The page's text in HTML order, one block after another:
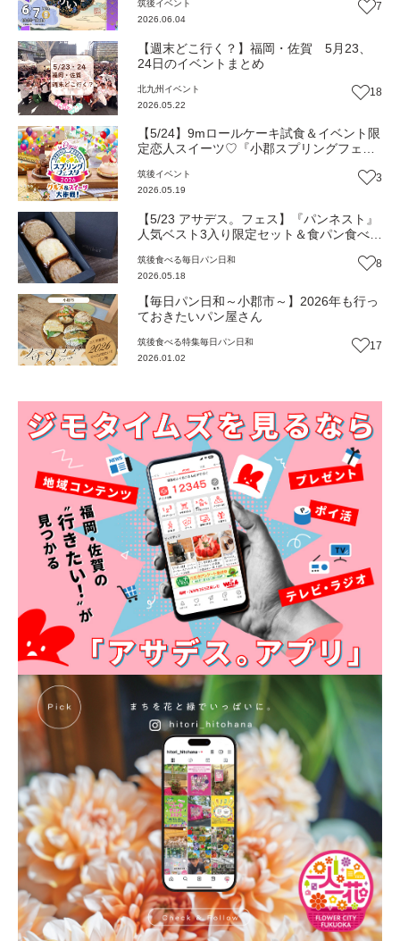
ト】
筑後イベント
2026.06.04
7
【週末どこ行く？】福岡・佐賀 5月23、
24日のイベントまとめ
北九州 イベント
2026.05.22
18
【5/24】9mロールケーキ試食＆イベント限
定恋人スイーツ♡『小郡スプリングフェス
筑後イベント
2026.05.19
3
【5/23 アサデス。フェス】『パンネスト』
人気ベスト3入り限定セット＆食パン食べ比
筑後食べる毎日パン日和
2026.05.18
8
【毎日パン日和～小郡市～】2026年も行っ
ておきたいパン屋さん
筑後食べる特集毎日パン日和
2026.01.02
17